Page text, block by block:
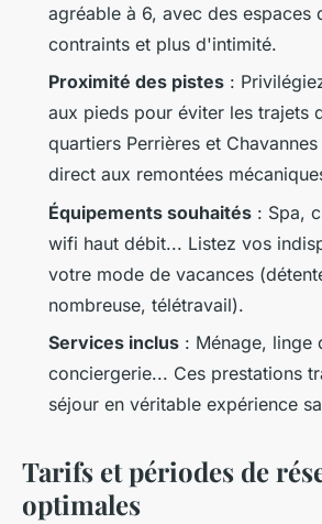
agréable à 6, avec des espaces
contraints et plus d'intimité.
Proximité des pistes :
aux pieds pour éviter les trajets
quartiers Perrières et
direct aux remontées
Équipements souhaités : Spa,
wifi haut débit... Listez vos
votre mode de vacances
nombreuse, télétravail).
Services inclus : Ménage, linge
conciergerie... Ces prestations
séjour en véritable expérience
Tarifs et périodes de
optimales